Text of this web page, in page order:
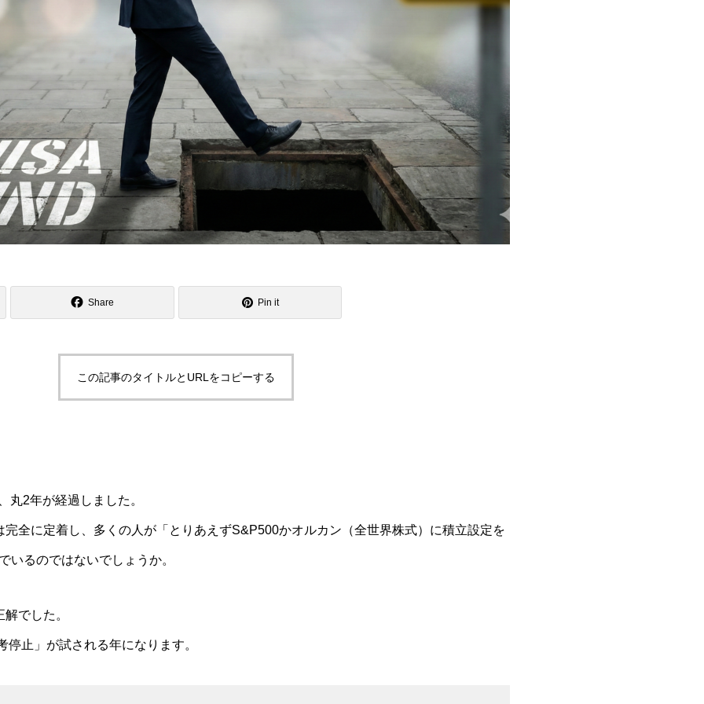
Share Pin it
この記事のタイトルとURLをコピーする
丸2年が経過しました。
全に定着し、多くの人が「とりあえずS&P500かオルカン （全世界株式）に積立設定を
いるのではないでしょうか。
でした。
止」が試される年になります。